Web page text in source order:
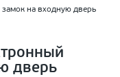
на входную дверь
дверь